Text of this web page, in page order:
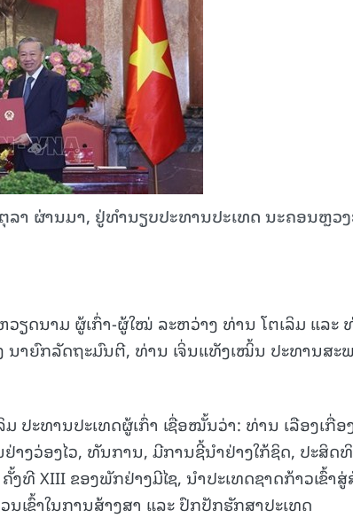
າ ຜ່ານມາ, ຢູ່ທຳນຽບປະທານປະເທດ ນະຄອນຫຼວງ
ດນາມ ຜູ້ເກົ່າ-ຜູ້ໃໝ່ ລະຫວ່າງ ທ່ານ ໂຕເລິມ ແລະ
ນາຍົກລັດຖະມົນຕີ, ທ່ານ ເຈິ່ນແທັງເໝິ້ນ ປະທານສະ
ປະທານປະເທດຜູ້ເກົ່າ ເຊື່ອໝັ້ນວ່າ: ທ່ານ ເລືອງເກື່ອ
ງວ່ອງໄວ, ທັນການ, ມີການຊີ້ນຳຢ່າງໃກ້ຊິດ, ປະສິດ
ທີ XIII ຂອງພັກຢ່າງມີໄຊ, ນຳປະເທດຊາດກ້າວເຂົ້າສູ່
ເຂົ້າໃນການສ້າງສາ ແລະ ປົກປັກຮັກສາປະເທດ